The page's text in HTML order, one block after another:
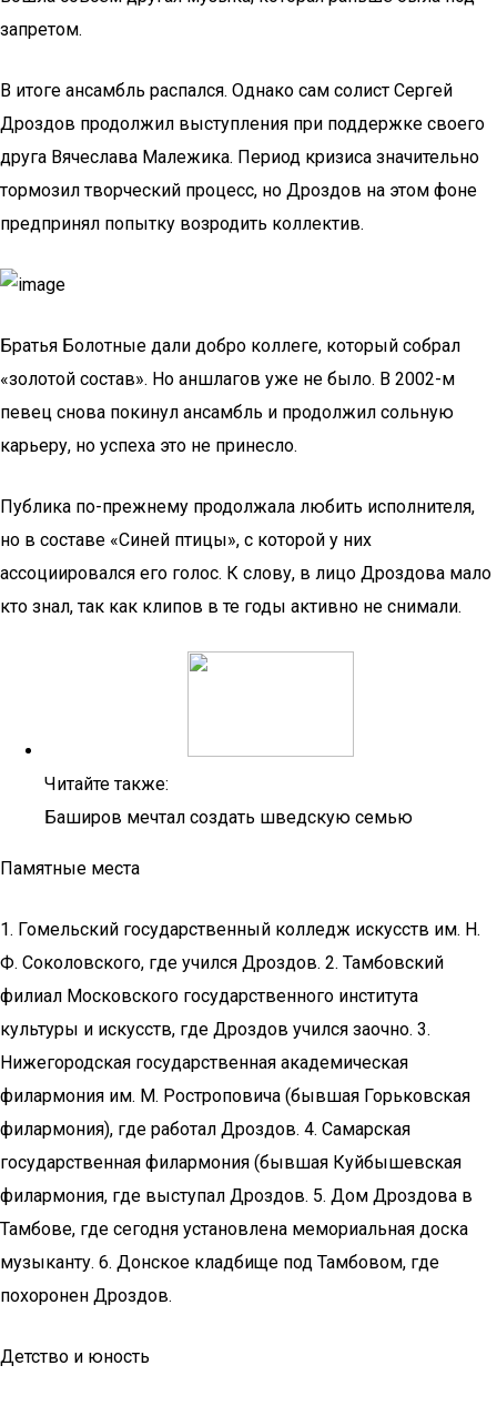
запретом.
В итоге ансамбль распался. Однако сам солист Сергей
Дроздов продолжил выступления при поддержке своего
друга Вячеслава Малежика. Период кризиса значительно
тормозил творческий процесс, но Дроздов на этом фоне
предпринял попытку возродить коллектив.
Братья Болотные дали добро коллеге, который собрал
«золотой состав». Но аншлагов уже не было. В 2002-м
певец снова покинул ансамбль и продолжил сольную
карьеру, но успеха это не принесло.
Публика по-прежнему продолжала любить исполнителя,
но в составе «Синей птицы», с которой у них
ассоциировался его голос. К слову, в лицо Дроздова мало
кто знал, так как клипов в те годы активно не снимали.
Читайте также:
Баширов мечтал создать шведскую семью
Памятные места
1. Гомельский государственный колледж искусств им. Н.
Ф. Соколовского, где учился Дроздов. 2. Тамбовский
филиал Московского государственного института
культуры и искусств, где Дроздов учился заочно. 3.
Нижегородская государственная академическая
филармония им. М. Ростроповича (бывшая Горьковская
филармония), где работал Дроздов. 4. Самарская
государственная филармония (бывшая Куйбышевская
филармония, где выступал Дроздов. 5. Дом Дроздова в
Тамбове, где сегодня установлена мемориальная доска
музыканту. 6. Донское кладбище под Тамбовом, где
похоронен Дроздов.
Детство и юность